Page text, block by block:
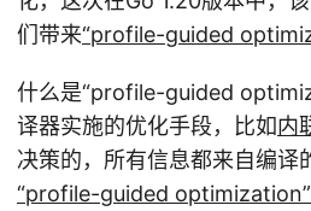
们带来“profile-guided
什么是“profile-guided
译器实施的优化手段，比如内
决策的，所有信息都来自编译
“profile-guided optimization”